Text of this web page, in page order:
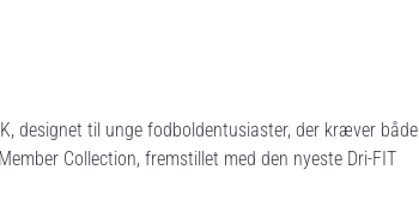
designet til unge fodboldentusiaster, der kræver både
Collection, fremstillet med den nyeste Dri-FIT